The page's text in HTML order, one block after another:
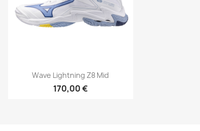
Aperçu rapide
Wave Lightning Z8 Mid
170,00 €